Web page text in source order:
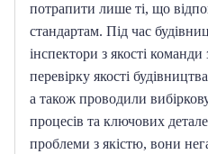
потрапити лише ті, що
стандартам. Під час
інспектори з якості
перевірку якості
а також проводили
процесів та ключових
проблеми з якістю, вони